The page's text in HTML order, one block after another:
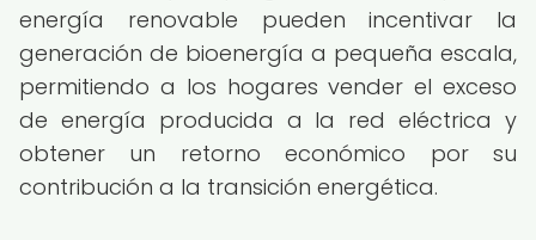
energía renovable pueden incentivar la
generación de bioenergía a pequeña escala,
permitiendo a los hogares vender el exceso
de energía producida a la red eléctrica y
obtener un retorno económico por su
contribución a la transición energética.